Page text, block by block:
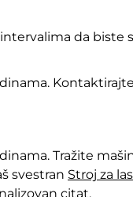
da biste
Tražite
svestran Stroj za
citat.